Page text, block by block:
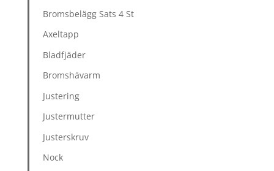
Bromsbelägg Sats 4 St
Axeltapp
Bladfjäder
Bromshävarm
Justering
Justermutter
Justerskruv
Nock